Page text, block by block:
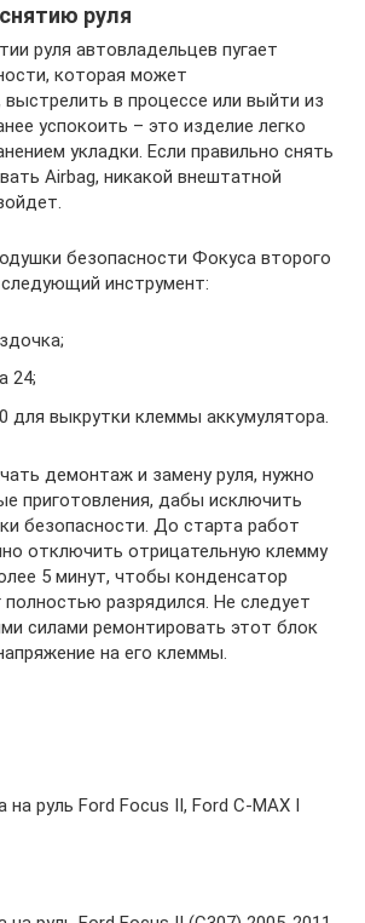
руля
руля автовладельцев пугает
которая может
выстрелить в процессе или выйти из
успокоить – это изделие легко
укладки. Если правильно снять
Airbag, никакой внештатной
безопасности Фокуса второго
инструмент:
24;
для выкрутки клеммы аккумулятора.
демонтаж и замену руля, нужно
приготовления, дабы исключить
безопасности. До старта работ
отключить отрицательную клемму
5 минут, чтобы конденсатор
полностью разрядился. Не следует
силами ремонтировать этот блок
на его клеммы.
руль Ford Focus II, Ford C-MAX I